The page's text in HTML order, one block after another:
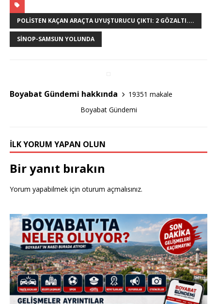
c
e
b
k
it
te
r
ar
e
POLISTEN KAÇAN ARAÇTA UYUŞTURUCU ÇIKTI: 2 GÖZALTI....
SINOP-SAMSUN YOLUNDA
Boyabat Gündemi hakkında
19351 makale
Boyabat Gündemi
İLK YORUM YAPAN OLUN
Bir yanıt bırakın
Yorum yapabilmek için oturum açmalısınız.